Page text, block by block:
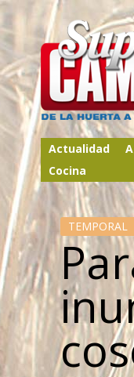
Actualidad
Cocina
TEMPORAL